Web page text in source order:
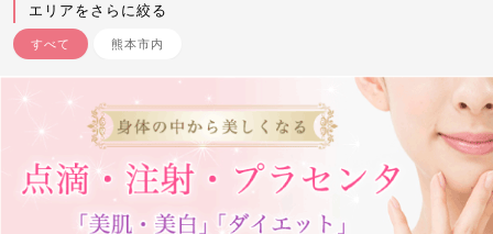
エリアをさらに絞る
すべて 熊本市内